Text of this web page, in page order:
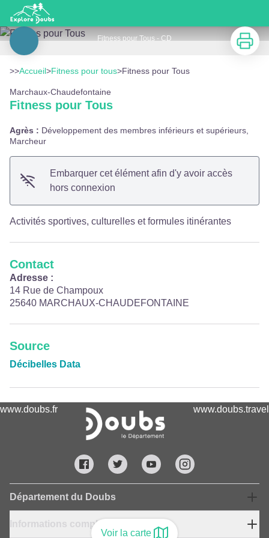
Fitness pour Tous
Voir la carte
Fitness pour Tous - CD
Voir l'image en plein écran
Imprimer
>>Accueil>Fitness pour tous>Fitness pour Tous
Marchaux-Chaudefontaine
Fitness pour Tous
Agrès : Développement des membres inférieurs et supérieurs,
Marcheur
Embarquer cet élément afin d'y avoir accès
hors connexion
Activités sportives, culturelles et formules itinérantes
Contact
Adresse :
14 Rue de Champoux
25640 MARCHAUX-CHAUDEFONTAINE
Source
Décibelles Data
www.doubs.fr www.doubs.travel
Département du Doubs
Informations complémentaires